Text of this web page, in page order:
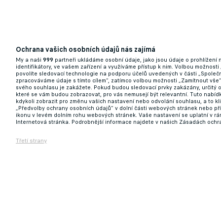
13.01.2025 13:58
Baník posiluje v útoku. Do Ostravy míří za
12.01.2025 09:43
Ochrana vašich osobních údajů nás zajímá
My a naši 999 partneři ukládáme osobní údaje, jako jsou údaje o prohlížení
identifikátory, ve vašem zařízení a využíváme přístup k nim. Volbou možnosti
povolíte sledovací technologie na podporu účelů uvedených v části
zpracováváme údaje s tímto cílem“, zatímco volbou možnosti „Zamítnout
svého souhlasu je zakážete. Pokud budou sledovací prvky zakázány, určitý
které se vám budou zobrazovat, pro vás nemusejí být relevantní. Tuto
kdykoli zobrazit pro změnu vašich nastavení nebo odvolání souhlasu, a to
„Předvolby ochrany osobních údajů“ v dolní části webových stránek nebo
ikonu v levém dolním rohu webových stránek. Vaše nastavení se uplatní v
Internetová stránka. Podrobnější informace najdete v našich Zásadách
Třetí strany